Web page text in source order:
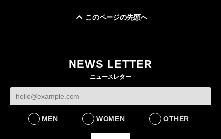
ケットなど7型を発売
FASHION
FASHION
BUSINESS
このページの先頭へ
NEWS LETTER
ニュースレター
MEN WOMEN OTHER